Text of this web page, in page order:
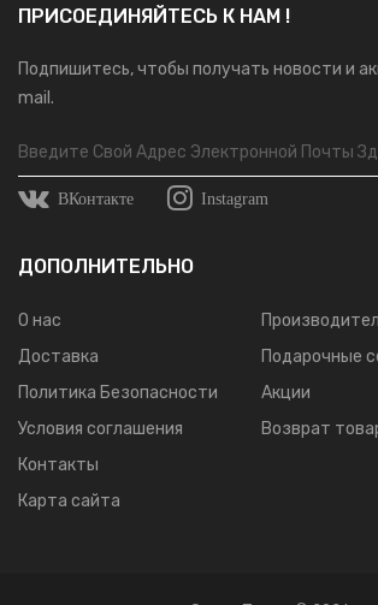
ПРИСОЕДИНЯЙТЕСЬ К НАМ !
Подпишитесь, чтобы получать новости и
mail.
ВКонтакте Instagram
ДОПОЛНИТЕЛЬНО
О нас
Доставка
Политика Безопасности
Условия соглашения
Контакты
Карта сайта
Подарочные
Акции
Возврат